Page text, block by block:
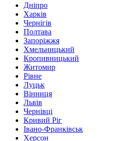
Дніпро
Харків
Чернігів
Полтава
Запоріжжя
Хмельницький
Кропивницький
Житомир
Рівне
Луцьк
Вінниця
Львів
Чернівці
Кривий Ріг
Івано-Франківськ
Херсон